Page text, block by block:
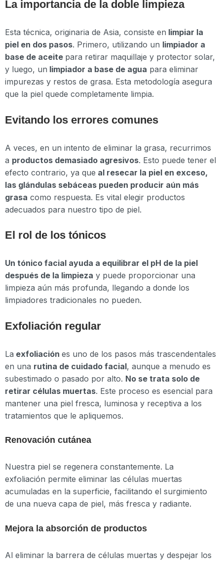
La importancia de la doble limpieza
Esta técnica, originaria de Asia, consiste en limpiar la
piel en dos pasos. Primero, utilizando un limpiador a
base de aceite para retirar maquillaje y protector solar,
y luego, un limpiador a base de agua para eliminar
impurezas y restos de grasa. Esta metodología asegura
que la piel quede completamente limpia.
Evitando los errores comunes
A veces, en un intento de eliminar la grasa, recurrimos
a productos demasiado agresivos. Esto puede tener el
efecto contrario, ya que al resecar la piel en exceso,
las glándulas sebáceas pueden producir aún más
grasa como respuesta. Es vital elegir productos
adecuados para nuestro tipo de piel.
El rol de los tónicos
Un tónico facial ayuda a equilibrar el pH de la piel
después de la limpieza y puede proporcionar una
limpieza aún más profunda, llegando a donde los
limpiadores tradicionales no pueden.
Exfoliación regular
La exfoliación es uno de los pasos más trascendentales
en una rutina de cuidado facial, aunque a menudo es
subestimado o pasado por alto. No se trata solo de
retirar células muertas. Este proceso es esencial para
mantener una piel fresca, luminosa y receptiva a los
tratamientos que le apliquemos.
Renovación cutánea
Nuestra piel se regenera constantemente. La
exfoliación permite eliminar las células muertas
acumuladas en la superficie, facilitando el surgimiento
de una nueva capa de piel, más fresca y radiante.
Mejora la absorción de productos
Al eliminar la barrera de células muertas y despejar los